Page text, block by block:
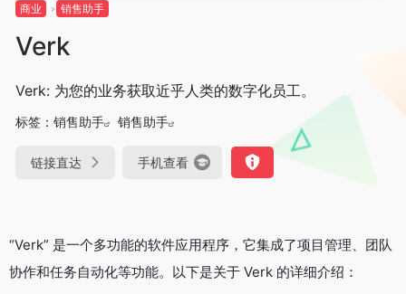
商业 销售助手
Verk
Verk: 为您的业务获取近乎人类的数字化员工。
标签： 销售助手 销售助手
链接直达 手机查看
“Verk” 是一个多功能的软件应用程序，它集成了项目管理、团队
协作和任务自动化等功能。以下是关于 Verk 的详细介绍：